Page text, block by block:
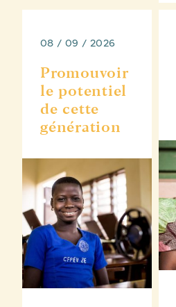
08 / 09 / 2026
Promouvoir
le potentiel
de cette
génération